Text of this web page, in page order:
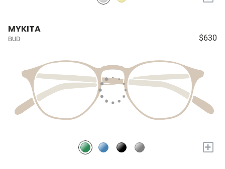
MYKITA
BUD $630
+